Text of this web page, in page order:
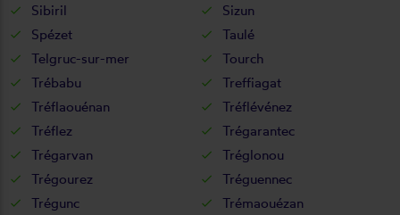
Sibiril
Sizun
Spézet
Taulé
Telgruc-sur-mer
Tourch
Trébabu
Treffiagat
Tréflaouénan
Tréflévénez
Tréflez
Trégarantec
Trégarvan
Tréglonou
Trégourez
Tréguennec
Trégunc
Trémaouézan